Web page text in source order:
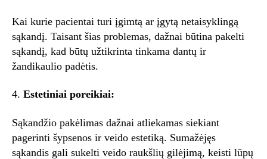
Kai kurie pacientai turi įgimtą ar įgytą netaisyklingą
sąkandį. Taisant šias problemas, dažnai būtina pakelti
sąkandį, kad būtų užtikrinta tinkama dantų ir
žandikaulio padėtis.
4. Estetiniai poreikiai:
Sąkandžio pakėlimas dažnai atliekamas siekiant
pagerinti šypsenos ir veido estetiką. Sumažėjęs
sąkandis gali sukelti veido raukšlių gilėjimą, keisti lūpų